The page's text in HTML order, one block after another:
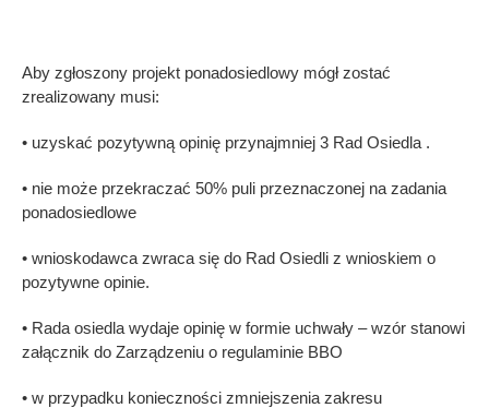
Aby zgłoszony projekt ponadosiedlowy mógł zostać
zrealizowany musi:
• uzyskać pozytywną opinię przynajmniej 3 Rad Osiedla .
• nie może przekraczać 50% puli przeznaczonej na zadania
ponadosiedlowe
• wnioskodawca zwraca się do Rad Osiedli z wnioskiem o
pozytywne opinie.
• Rada osiedla wydaje opinię w formie uchwały – wzór stanowi
załącznik do Zarządzeniu o regulaminie BBO
• w przypadku konieczności zmniejszenia zakresu